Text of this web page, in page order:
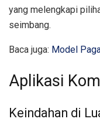
yang melengkapi
seimbang.
Baca juga: Model
Aplikasi
Keindahan di